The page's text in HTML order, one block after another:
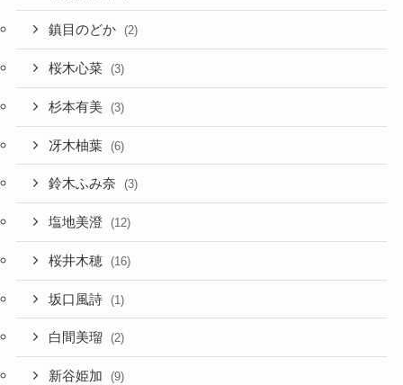
鎮目のどか (2)
桜木心菜 (3)
杉本有美 (3)
冴木柚葉 (6)
鈴木ふみ奈 (3)
塩地美澄 (12)
桜井木穂 (16)
坂口風詩 (1)
白間美瑠 (2)
新谷姫加 (9)